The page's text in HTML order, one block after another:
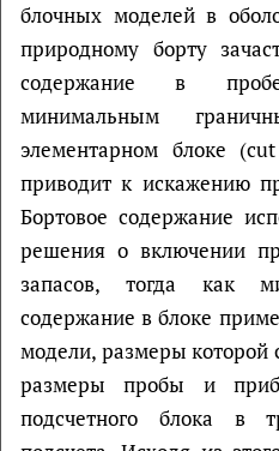
блочных моделей в
природному борту
содержание в
минимальным
элементарном блоке
приводит к искажению
Бортовое содержание
решения о включении
запасов, тогда как
содержание в блоке
модели, размеры
размеры пробы и
подсчетного блока в